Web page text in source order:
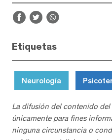
Etiquetas
Neurología
La difusión del contenido del
únicamente para fines
ninguna circunstancia o